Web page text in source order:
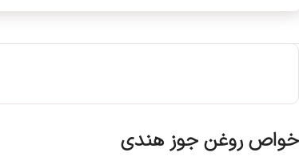
خواص روغن جوز هندی